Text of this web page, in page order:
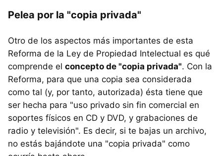
Pelea por la "copia privada"
Otro de los aspectos más importantes de esta
Reforma de la Ley de Propiedad Intelectual es qué
comprende el concepto de "copia privada". Con la
Reforma, para que una copia sea considerada
como tal (y, por tanto, autorizada) ésta tiene que
ser hecha para "uso privado sin fin comercial en
soportes físicos en CD y DVD, y grabaciones de
radio y televisión". Es decir, si te bajas un archivo,
no estás bajándote una "copia privada" como